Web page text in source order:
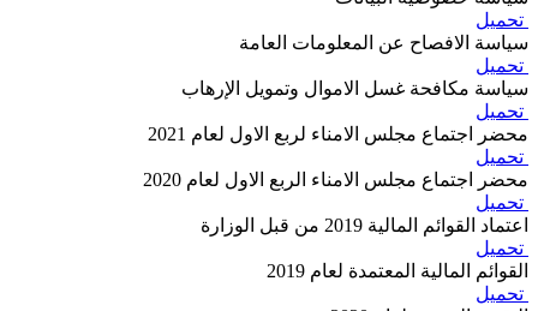
تحميل
سياسة الافصاح عن المعلومات العامة
تحميل
سياسة مكافحة غسل الاموال وتمويل الإرهاب
تحميل
محضر اجتماع مجلس الامناء لربع الاول لعام 2021
تحميل
محضر اجتماع مجلس الامناء الربع الاول لعام 2020
تحميل
اعتماد القوائم المالية 2019 من قبل الوزارة
تحميل
القوائم المالية المعتمدة لعام 2019
تحميل